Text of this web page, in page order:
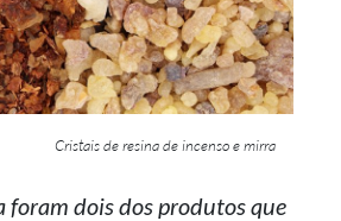
Cristais de resina de incenso e mirra
foram dois dos produtos que